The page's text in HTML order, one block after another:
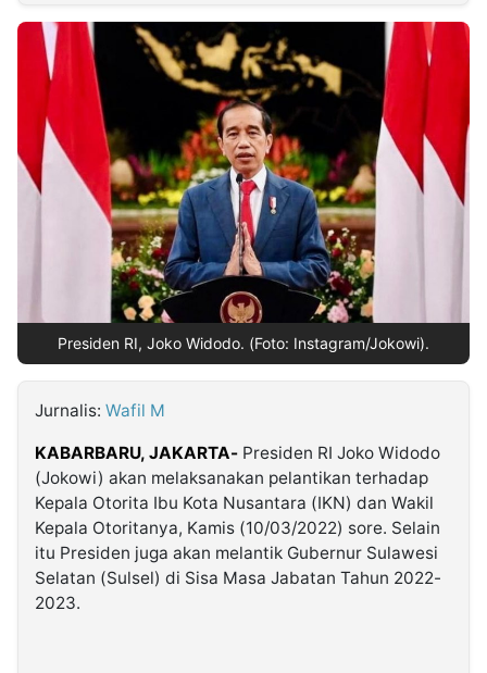
INDONESIA
Partner
Insight
NTB
Suara
Time
Lens
IDN
Daily
Jogja
Jalan
Rakyat
Idealita
News
Kita
Notice
Dinamikapost.com
Radar
Baru
Seedbacklink
Kabarbaru.co
2026
Presiden RI, Joko Widodo. (Foto: Instagram/Jokowi).
Jurnalis: Wafil M
KABARBARU, JAKARTA- Presiden RI Joko Widodo
(Jokowi) akan melaksanakan pelantikan terhadap
Kepala Otorita Ibu Kota Nusantara (IKN) dan Wakil
Kepala Otoritanya, Kamis (10/03/2022) sore. Selain
itu Presiden juga akan melantik Gubernur Sulawesi
Selatan (Sulsel) di Sisa Masa Jabatan Tahun 2022-
2023.